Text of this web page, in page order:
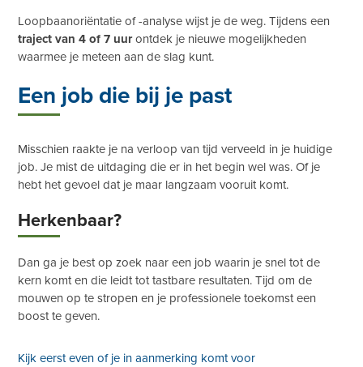
Loopbaanoriëntatie of -analyse wijst je de weg. Tijdens een
traject van 4 of 7 uurontdek je nieuwe mogelijkheden
waarmee je meteen aan de slag kunt.
Een job die bij je past
Misschien raakte je na verloop van tijd verveeld in je huidige
job. Je mist de uitdaging die er in het begin wel was. Of je
hebt het gevoel dat je maar langzaam vooruit komt.
Herkenbaar?
Dan ga je best op zoek naar een job waarin je snel tot de
kern komt en die leidt tot tastbare resultaten. Tijd om de
mouwen op te stropen en je professionele toekomst een
boost te geven.
Kijk eerst even of je in aanmerking komt voor